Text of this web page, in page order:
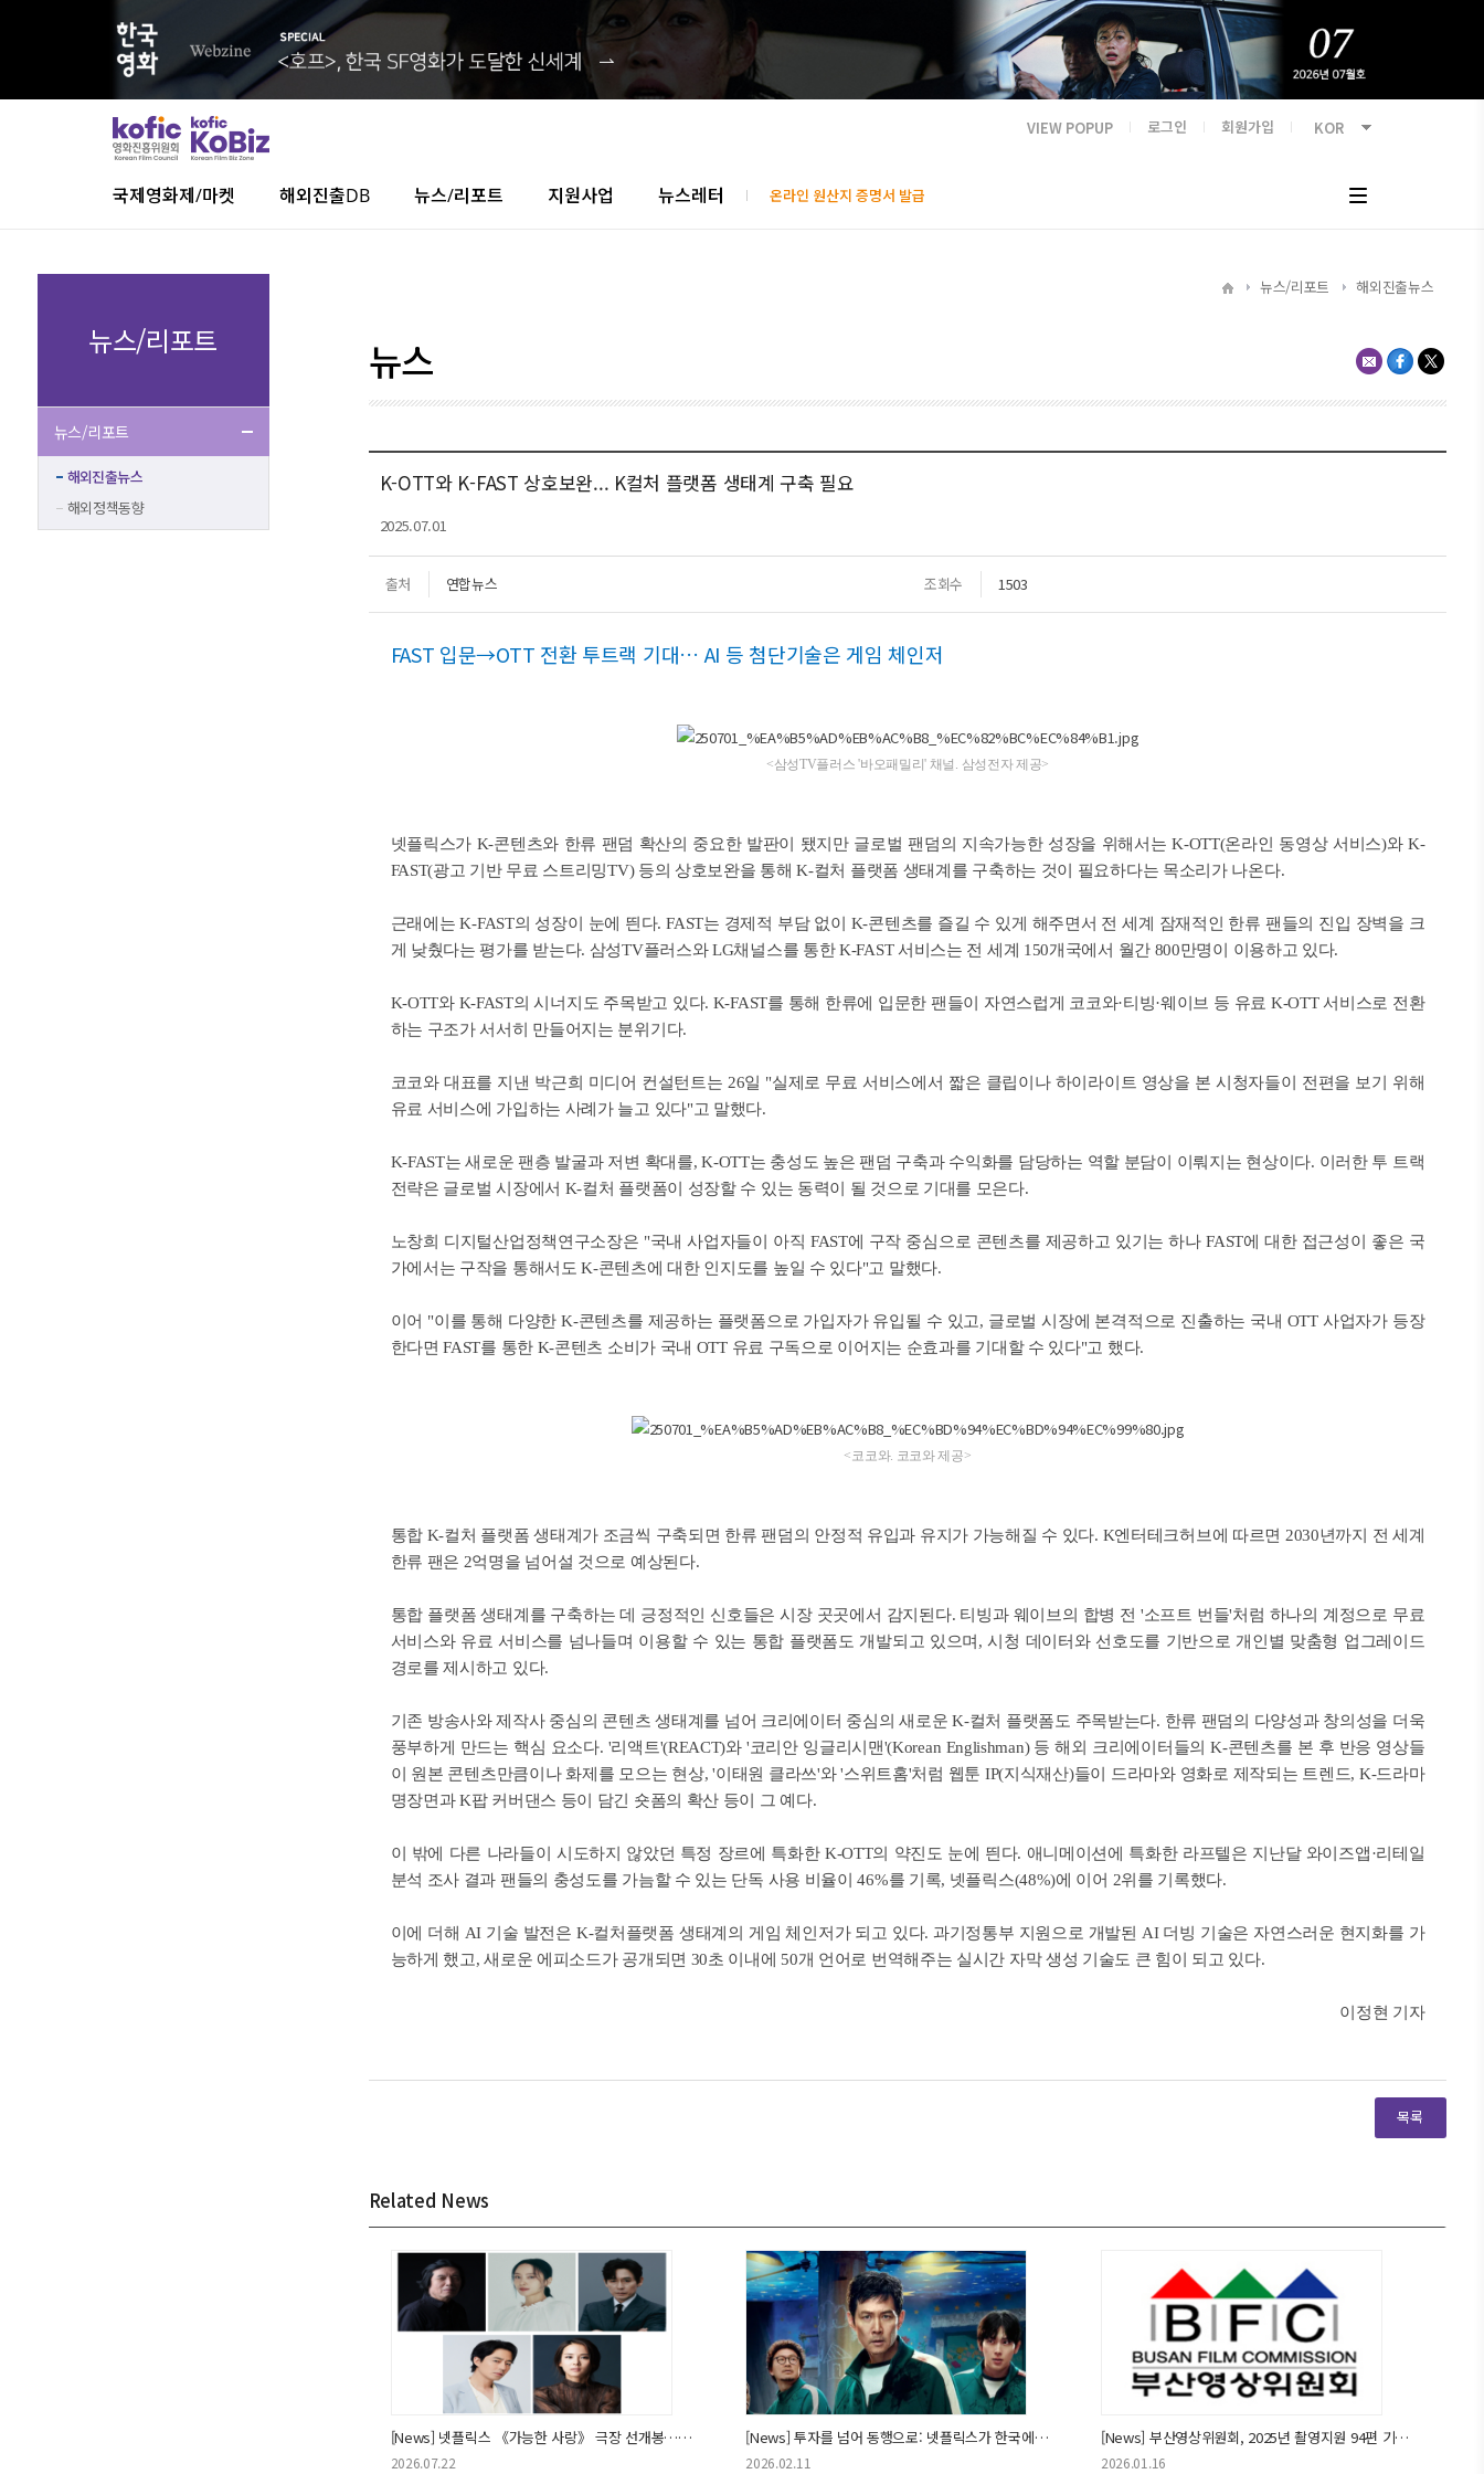
국제영화제/마켓 해외진출DB 뉴스/리포트 지원사업 뉴스레터 온라인 원산지 증명서 발급
VIEW POPUP 로그인 회원가입
뉴스/리포트
뉴스/리포트
해외진출뉴스
해외정책동향
뉴스/리포트 해외진출뉴스
뉴스
K-OTT와 K-FAST 상호보완... K컬처 플랫폼 생태계 구축 필요
2025.07.01
출처 연합뉴스 조회수 1503
FAST 입문→OTT 전환 투트랙 기대… AI 등 첨단기술은 게임 체인저
<삼성TV플러스 '바오패밀리' 채널. 삼성전자 제공>
넷플릭스가 K-콘텐츠와 한류 팬덤 확산의 중요한 발판이 됐지만 글로벌 팬덤의 지속가능한 성장을 위해서는 K-OTT(온라인 동영상 서비스)와 K-
FAST(광고 기반 무료 스트리밍TV) 등의 상호보완을 통해 K-컬처 플랫폼 생태계를 구축하는 것이 필요하다는 목소리가 나온다.
근래에는 K-FAST의 성장이 눈에 띈다. FAST는 경제적 부담 없이 K-콘텐츠를 즐길 수 있게 해주면서 전 세계 잠재적인 한류 팬들의 진입 장벽을 크
게 낮췄다는 평가를 받는다. 삼성TV플러스와 LG채널스를 통한 K-FAST 서비스는 전 세계 150개국에서 월간 800만명이 이용하고 있다.
K-OTT와 K-FAST의 시너지도 주목받고 있다. K-FAST를 통해 한류에 입문한 팬들이 자연스럽게 코코와·티빙·웨이브 등 유료 K-OTT 서비스로 전환
하는 구조가 서서히 만들어지는 분위기다.
코코와 대표를 지낸 박근희 미디어 컨설턴트는 26일 "실제로 무료 서비스에서 짧은 클립이나 하이라이트 영상을 본 시청자들이 전편을 보기 위해
유료 서비스에 가입하는 사례가 늘고 있다"고 말했다.
K-FAST는 새로운 팬층 발굴과 저변 확대를, K-OTT는 충성도 높은 팬덤 구축과 수익화를 담당하는 역할 분담이 이뤄지는 현상이다. 이러한 투 트랙
전략은 글로벌 시장에서 K-컬처 플랫폼이 성장할 수 있는 동력이 될 것으로 기대를 모은다.
노창희 디지털산업정책연구소장은 "국내 사업자들이 아직 FAST에 구작 중심으로 콘텐츠를 제공하고 있기는 하나 FAST에 대한 접근성이 좋은 국
가에서는 구작을 통해서도 K-콘텐츠에 대한 인지도를 높일 수 있다"고 말했다.
이어 "이를 통해 다양한 K-콘텐츠를 제공하는 플랫폼으로 가입자가 유입될 수 있고, 글로벌 시장에 본격적으로 진출하는 국내 OTT 사업자가 등장
한다면 FAST를 통한 K-콘텐츠 소비가 국내 OTT 유료 구독으로 이어지는 순효과를 기대할 수 있다"고 했다.
<코코와. 코코와 제공>
통합 K-컬처 플랫폼 생태계가 조금씩 구축되면 한류 팬덤의 안정적 유입과 유지가 가능해질 수 있다. K엔터테크허브에 따르면 2030년까지 전 세계
한류 팬은 2억명을 넘어설 것으로 예상된다.
통합 플랫폼 생태계를 구축하는 데 긍정적인 신호들은 시장 곳곳에서 감지된다. 티빙과 웨이브의 합병 전 '소프트 번들'처럼 하나의 계정으로 무료
서비스와 유료 서비스를 넘나들며 이용할 수 있는 통합 플랫폼도 개발되고 있으며, 시청 데이터와 선호도를 기반으로 개인별 맞춤형 업그레이드
경로를 제시하고 있다.
기존 방송사와 제작사 중심의 콘텐츠 생태계를 넘어 크리에이터 중심의 새로운 K-컬처 플랫폼도 주목받는다. 한류 팬덤의 다양성과 창의성을 더욱
풍부하게 만드는 핵심 요소다. '리액트'(REACT)와 '코리안 잉글리시맨'(Korean Englishman) 등 해외 크리에이터들의 K-콘텐츠를 본 후 반응 영상들
이 원본 콘텐츠만큼이나 화제를 모으는 현상, '이태원 클라쓰'와 '스위트홈'처럼 웹툰 IP(지식재산)들이 드라마와 영화로 제작되는 트렌드, K-드라마
명장면과 K팝 커버댄스 등이 담긴 숏폼의 확산 등이 그 예다.
이 밖에 다른 나라들이 시도하지 않았던 특정 장르에 특화한 K-OTT의 약진도 눈에 띈다. 애니메이션에 특화한 라프텔은 지난달 와이즈앱·리테일
분석 조사 결과 팬들의 충성도를 가늠할 수 있는 단독 사용 비율이 46%를 기록, 넷플릭스(48%)에 이어 2위를 기록했다.
이에 더해 AI 기술 발전은 K-컬처플랫폼 생태계의 게임 체인저가 되고 있다. 과기정통부 지원으로 개발된 AI 더빙 기술은 자연스러운 현지화를 가
능하게 했고, 새로운 에피소드가 공개되면 30초 이내에 50개 언어로 번역해주는 실시간 자막 생성 기술도 큰 힘이 되고 있다.
이정현 기자
Related News
[News] 넷플릭스 《가능한 사랑》 극장 선개봉…한국 영화 배급 공식 바뀌나
2026.07.22
[News] 투자를 넘어 동행으로: 넷플릭스가 한국에서 찾은 10년의 공식
2026.02.11
[News] 부산영상위원회, 2025년 촬영지원 94편 기록… OTT 콘텐츠가 성장 견인
2026.01.16